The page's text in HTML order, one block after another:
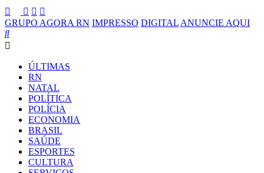
GRUPO AGORA RN IMPRESSO DIGITAL ANUNCIE AQUI
ÚLTIMAS
RN
NATAL
POLÍTICA
POLÍCIA
ECONOMIA
BRASIL
SAÚDE
ESPORTES
CULTURA